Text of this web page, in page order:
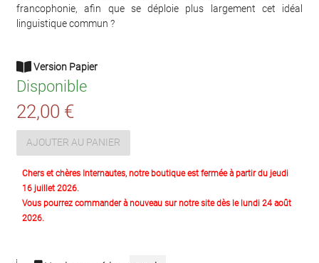
francophonie, afin que se déploie plus largement cet idéal
linguistique commun ?
Version Papier
Disponible
22,00 €
AJOUTER AU PANIER
Chers et chères Internautes, notre boutique est fermée à partir du jeudi
16 juillet 2026.
Vous pourrez commander à nouveau sur notre site dès le lundi 24 août
2026.